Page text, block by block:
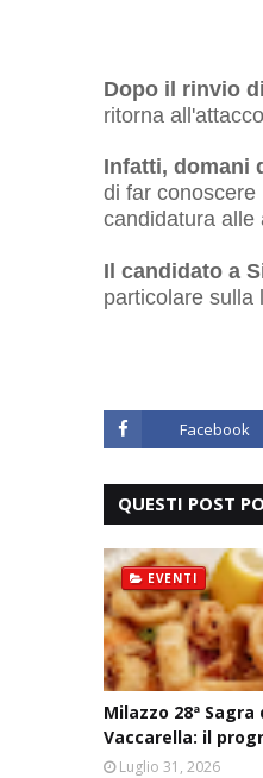
Dopo il rinvio
ritorna
Infatti, domani
di far
candidatura alle
Il candidato a
particolare sulla
Facebook
QUESTI POST
EVENTI
Milazzo 28ª Sagra
Vaccarella: il
Luglio 31, 2026